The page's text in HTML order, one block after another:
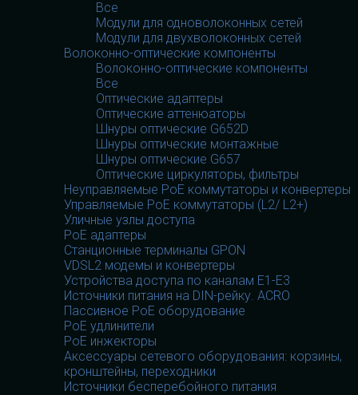
Все
Модули для одноволоконных сетей
Модули для двухволоконных сетей
Волоконно-оптические компоненты
Волоконно-оптические компоненты
Все
Оптические адаптеры
Оптические аттенюаторы
Шнуры оптические G652D
Шнуры оптические монтажные
Шнуры оптические G657
Оптические циркуляторы, фильтры
Неуправляемые PoE коммутаторы и конвертеры
Управляемые PoE коммутаторы (L2/ L2+)
Уличные узлы доступа
PoE адаптеры
Станционные терминалы GPON
VDSL2 модемы и конвертеры
Устройства доступа по каналам E1-E3
Источники питания на DIN-рейку. ACRO
Пассивное PoE оборудование
PoE удлинители
PoE инжекторы
Аксессуары сетевого оборудования: корзины,
кронштейны, переходники
Источники бесперебойного питания